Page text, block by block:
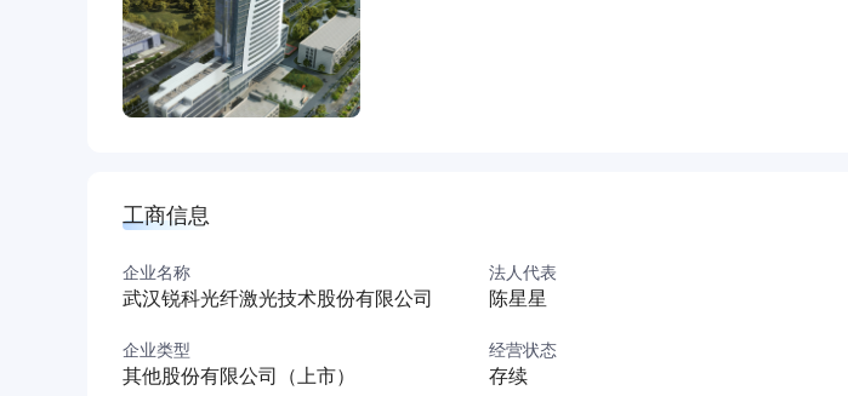
工商信息
企业名称
武汉锐科光纤激光技术股份有限公司
法人代表
陈星星
企业类型
其他股份有限公司（上市）
经营状态
存续